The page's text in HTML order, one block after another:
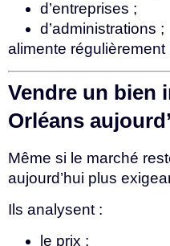
d’entreprises ;
d’administrations ;
alimente
Vendre un bien
Orléans
Même si le marché
aujourd’hui plus
Ils analysent :
le prix ;